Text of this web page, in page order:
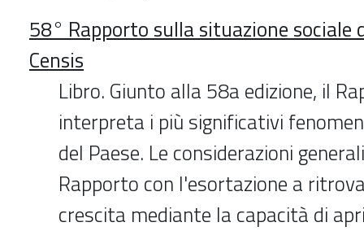
58° Rapporto sulla situazione sociale
Censis
Libro. Giunto alla 58a edizione, il
interpreta i più significativi
del Paese. Le considerazioni
Rapporto con l'esortazione a
crescita mediante la capacità di